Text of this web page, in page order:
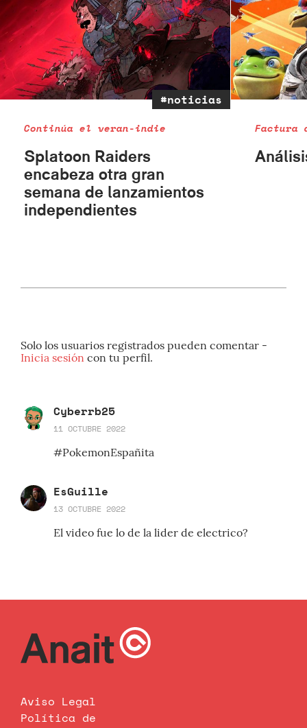
#noticias
Continúa el veran-indie
Splatoon Raiders
encabeza otra gran
semana de lanzamientos
independientes
Factura
Solo los usuarios registrados pueden comentar -
Inicia sesión con tu perfil.
Cyberrb25
11 OCTUBRE 2022
#PokemonEspañita
EsGuille
13 OCTUBRE 2022
El video fue lo de la lider de electrico?
Aviso Legal
Política de